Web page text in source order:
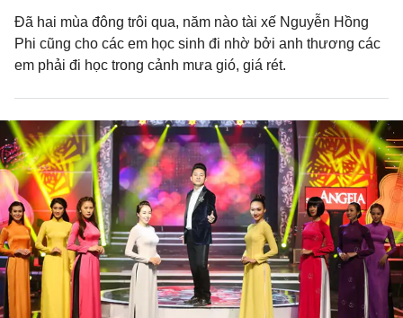
Đã hai mùa đông trôi qua, năm nào tài xế Nguyễn Hồng
Phi cũng cho các em học sinh đi nhờ bởi anh thương các
em phải đi học trong cảnh mưa gió, giá rét.